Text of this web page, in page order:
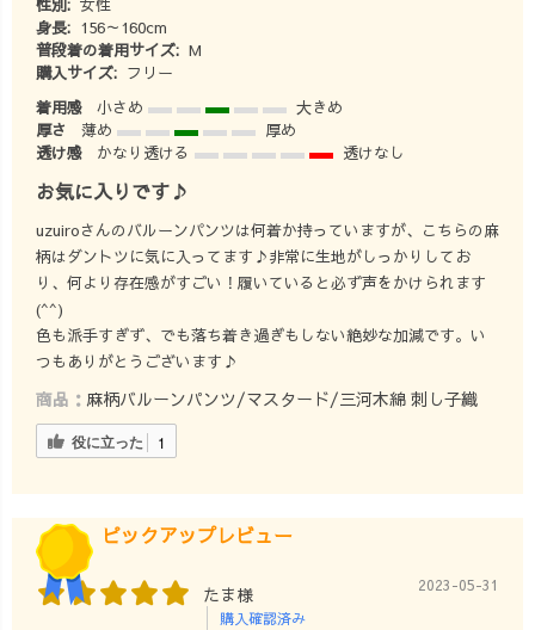
デ #綺麗めカジ
ュアル #ナチュ
#ゆったりコーデ
#シンプルコーデ
#暮らしを楽しむ
服 #ワンマイル
コーデ #UZUiRO
#UZUiROコーデ
この地域で、面
_______________
_______________
__ #大人カジ
ラルコーデ
デ
性別: 女性
身長: 156～160cm
普段着の着用サイズ: M
購入サイズ: フリー
着用感
小さめ
大きめ
厚さ
薄め
厚め
透け感
かなり透ける 透けなし
お気に入りです♪
uzuiroさんのバルーンパンツは何着か持っていますが、こちらの麻
柄はダントツに気に入ってます♪非常に生地がしっかりしてお
り、何より存在感がすごい！履いていると必ず声をかけられます
(⁠^⁠^⁠)
色も派手すぎず、でも落ち着き過ぎもしない絶妙な加減です。い
つもありがとうございます♪
商品： 麻柄バルーンパンツ/マスタード/三河木綿 刺し子織
役に立った 1
ピックアップレビュー
たま様
購入確認済み
2023-05-31